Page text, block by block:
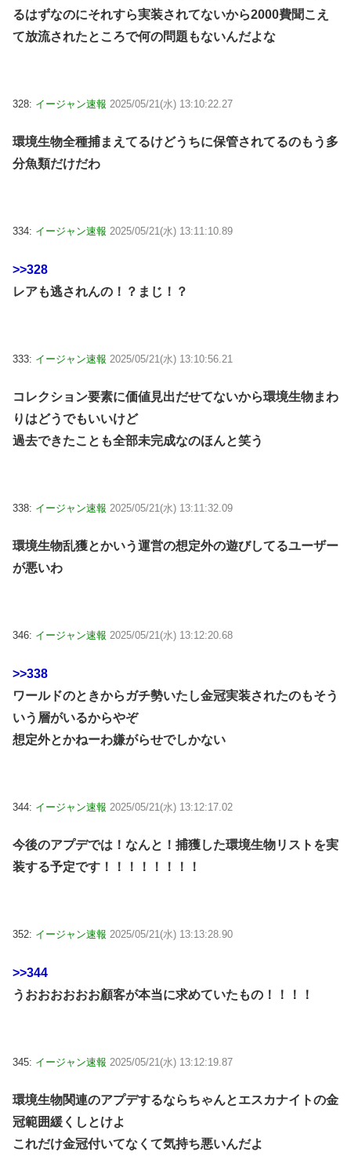
るはずなのにそれすら実装されてないから2000費聞こえ
て放流されたところで何の問題もないんだよな
328: イージャン速報 2025/05/21(水) 13:10:22.27
環境生物全種捕まえてるけどうちに保管されてるのもう多
分魚類だけだわ
334: イージャン速報 2025/05/21(水) 13:11:10.89
>>328
レアも逃されんの！？まじ！？
333: イージャン速報 2025/05/21(水) 13:10:56.21
コレクション要素に価値見出だせてないから環境生物まわ
りはどうでもいいけど
過去できたことも全部未完成なのほんと笑う
338: イージャン速報 2025/05/21(水) 13:11:32.09
環境生物乱獲とかいう運営の想定外の遊びしてるユーザー
が悪いわ
346: イージャン速報 2025/05/21(水) 13:12:20.68
>>338
ワールドのときからガチ勢いたし金冠実装されたのもそう
いう層がいるからやぞ
想定外とかねーわ嫌がらせでしかない
344: イージャン速報 2025/05/21(水) 13:12:17.02
今後のアプデでは！なんと！捕獲した環境生物リストを実
装する予定です！！！！！！！！
352: イージャン速報 2025/05/21(水) 13:13:28.90
>>344
うおおおおおお顧客が本当に求めていたもの！！！！
345: イージャン速報 2025/05/21(水) 13:12:19.87
環境生物関連のアプデするならちゃんとエスカナイトの金
冠範囲緩くしとけよ
これだけ金冠付いてなくて気持ち悪いんだよ